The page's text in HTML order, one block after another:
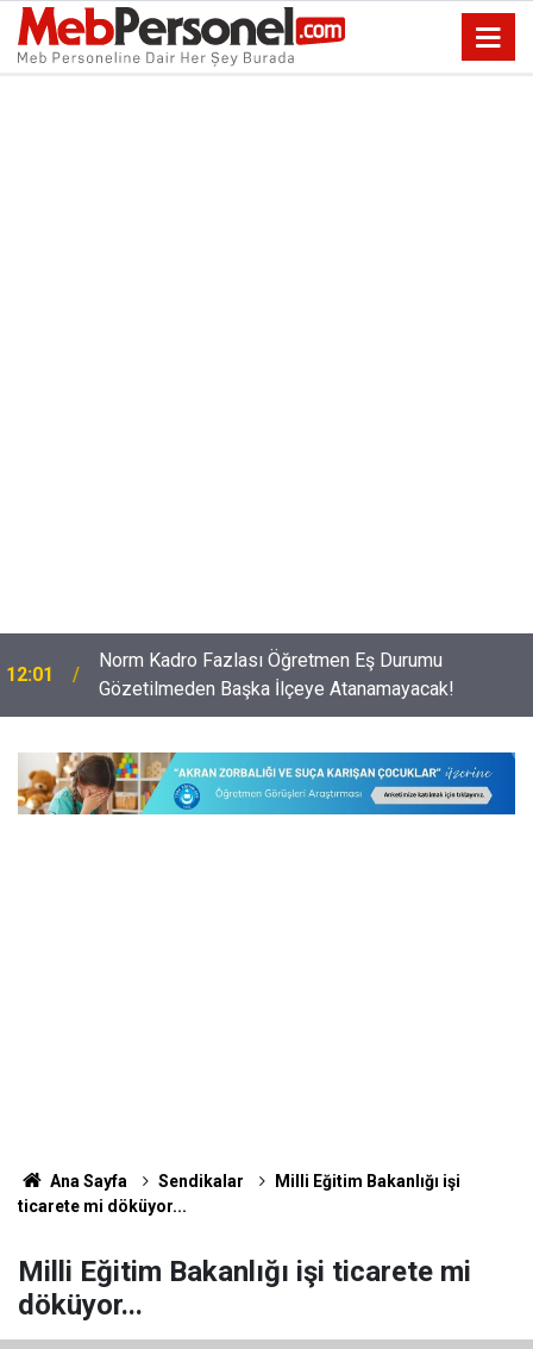
12:01
Norm Kadro Fazlası Öğretmen Eş Durumu
Gözetilmeden Başka İlçeye Atanamayacak!
Ana Sayfa Sendikalar
Milli Eğitim Bakanlığı işi
ticarete mi döküyor...
Milli Eğitim Bakanlığı işi ticarete mi
döküyor...